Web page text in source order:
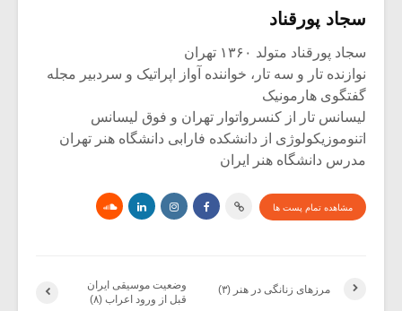
سجاد پورقناد
سجاد پورقناد متولد ۱۳۶۰ تهران
نوازنده تار و سه تار، خواننده آواز اپراتیک و سردبیر مجله
گفتگوی هارمونیک
لیسانس تار از کنسرواتوار تهران و فوق لیسانس
اتنوموزیکولوژی از دانشکده فارابی دانشگاه هنر تهران
مدرس دانشگاه هنر ایران
مشاهده تمام پست ها
وضعیت موسیقی ایران
قبل از ورود اعراب (۸)
مرزهای زنانگی در هنر (۳)